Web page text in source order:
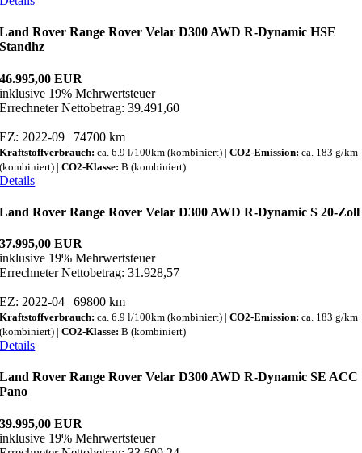
Land Rover Range Rover Velar D300 AWD R-Dynamic HSE
Standhz
46.995,00 EUR
inklusive 19% Mehrwertsteuer
Errechneter Nettobetrag: 39.491,60
EZ: 2022-09 | 74700 km
Kraftstoffverbrauch:ca. 6.9 l/100km (kombiniert) |CO2-Emission:ca. 183 g/km
(kombiniert) |CO2-Klasse:B (kombiniert)
Details
Land Rover Range Rover Velar D300 AWD R-Dynamic S 20-Zoll
37.995,00 EUR
inklusive 19% Mehrwertsteuer
Errechneter Nettobetrag: 31.928,57
EZ: 2022-04 | 69800 km
Kraftstoffverbrauch:ca. 6.9 l/100km (kombiniert) |CO2-Emission:ca. 183 g/km
(kombiniert) |CO2-Klasse:B (kombiniert)
Details
Land Rover Range Rover Velar D300 AWD R-Dynamic SE ACC
Pano
39.995,00 EUR
inklusive 19% Mehrwertsteuer